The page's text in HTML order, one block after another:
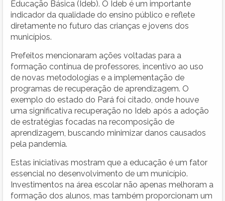
Educação Básica (Ideb). O Ideb é um importante
indicador da qualidade do ensino público e reflete
diretamente no futuro das crianças e jovens dos
municípios.
Prefeitos mencionaram ações voltadas para a
formação contínua de professores, incentivo ao uso
de novas metodologias e a implementação de
programas de recuperação de aprendizagem. O
exemplo do estado do Pará foi citado, onde houve
uma significativa recuperação no Ideb após a adoção
de estratégias focadas na recomposição de
aprendizagem, buscando minimizar danos causados
pela pandemia.
Estas iniciativas mostram que a educação é um fator
essencial no desenvolvimento de um município.
Investimentos na área escolar não apenas melhoram a
formação dos alunos, mas também proporcionam um